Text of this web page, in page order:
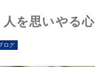
人を思いやる心
ログ